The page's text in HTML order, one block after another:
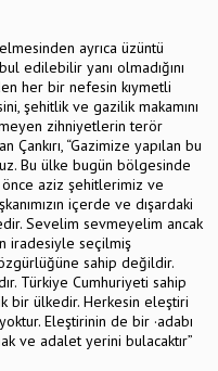
ayrıca üzüntü
edilebilir yanı olmadığını
her bir nefesin kıymetli
şehitlik ve gazilik makamını
zihniyetlerin terör
Çankırı, “Gazimize yapılan bu
Bu ülke bugün bölgesinde
aziz şehitlerimiz ve
içerde ve dışardaki
Sevelim sevmeyelim ancak
iradesiyle seçilmiş
sahip değildir.
Türkiye Cumhuriyeti sahip
bir ülkedir. Herkesin eleştiri
Eleştirinin de bir ·adabı
ve adalet yerini bulacaktır”